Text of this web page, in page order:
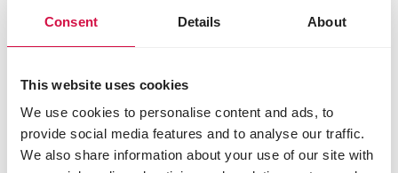
Consent Details About
This website uses cookies
We use cookies to personalise content and ads, to
provide social media features and to analyse our traffic.
We also share information about your use of our site with
NahrungsergänzungsmittelOropharma Opti Joint
Opti Joint enthält die wesentlichen Bausteine für
auch die Gelenke Ihres Hundes.
Einfach zu verabreichen
Opti Joint liegt in Pulverform vor. Die Dosis, die Sie
Ihrem Hund am besten geben, hängt von seinem